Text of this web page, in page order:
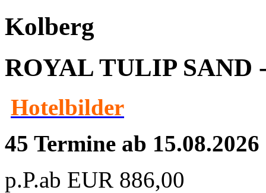
Kolberg
ROYAL TULIP
Hotelbilder
45 Termine ab 15.08.2026
p.P.ab EUR 886,00